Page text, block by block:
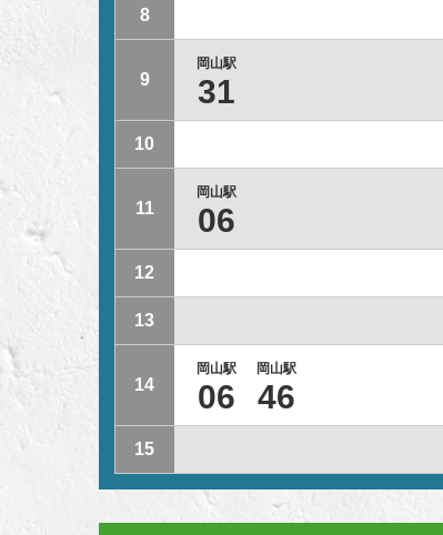
8
9
岡山駅
31
10
11
岡山駅
06
12
13
14
岡山駅
06
岡山駅
46
15